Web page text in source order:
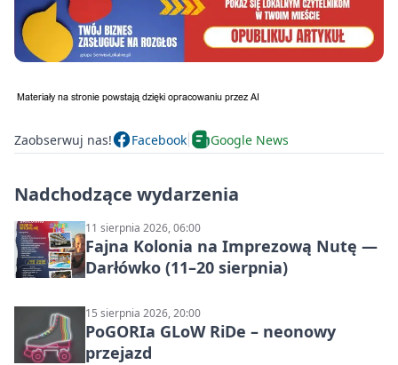
Zaobserwuj nas! Facebook Google News
Nadchodzące wydarzenia
11 sierpnia 2026, 06:00
Fajna Kolonia na Imprezową Nutę —
Darłówko (11–20 sierpnia)
15 sierpnia 2026, 20:00
PoGORIa GLoW RiDe – neonowy
przejazd